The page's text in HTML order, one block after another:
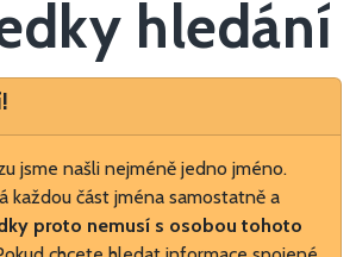
hledání
jsme našli nejméně jedno jméno.
každou část jména samostatně a
proto nemusí s osobou tohoto